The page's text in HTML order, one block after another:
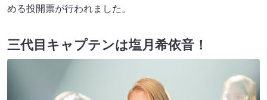
める投開票が行われました。
三代目キャプテンは塩月希依音！